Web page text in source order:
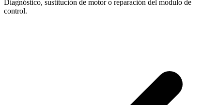
Diagnóstico, sustitución de motor o reparación del modulo de
control.